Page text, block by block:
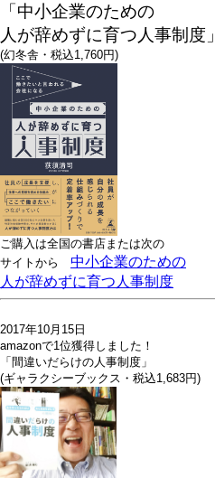
「中小企業のための
人が辞めずに育つ人事制度」
(幻冬舎・税込1,760円)
ご購入は全国の書店または次の
サイトから 中小企業のための
人が辞めずに育つ人事制度
2017年10月15日
amazonで1位獲得しました！
「間違いだらけの人事制度」
(ギャラクシーブックス・税込1,683円)